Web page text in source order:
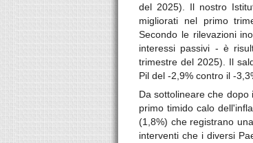
del 2025). Il nostro
migliorati nel primo
Secondo le rilevazioni
interessi passivi - è
trimestre del 2025). Il
Pil del -2,9% contro il -
Da sottolineare che dopo
primo timido calo
(1,8%) che registrano
interventi che i diversi